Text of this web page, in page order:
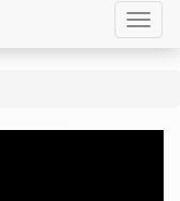
Toggle